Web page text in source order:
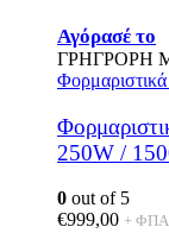
Αγόρασέ το
ΓΡΗΓΡΟΡΗ
250W /
0 out of 5
€999,00 + ΦΠΑ